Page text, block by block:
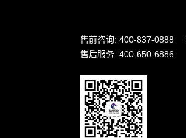
售前咨询: 400-837-0888
售后服务: 400-650-6886